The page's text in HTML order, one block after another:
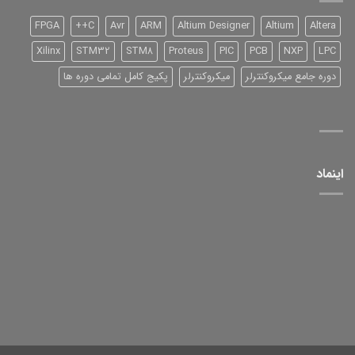
آن
Altera
Altium
Altium Designer
ARM
Avr
C++
FPGA
LPC
NXP
PCB
PIC
Proteus
STM8
STM32
Xilinx
دوره جامع میکروکنترلر
میکروکنترلر پکیج کامل تمامی دوره ها
اینماد